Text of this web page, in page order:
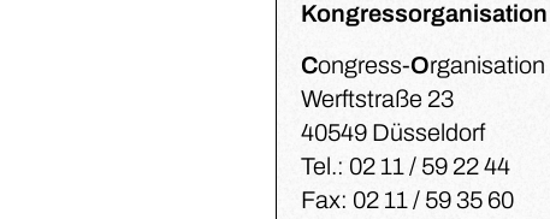
Kongressorganisation
Congress-Organisation
Werftstraße 23
40549 Düsseldorf
Tel.: 02 11 / 59 22 44
Fax: 02 11 / 59 35 60